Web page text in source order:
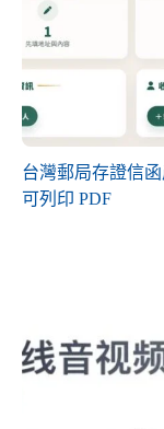
台灣郵局存證信
可列印 PDF